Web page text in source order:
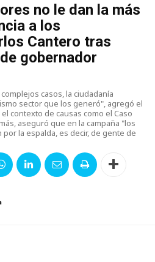
no le dan la más
a los
Cantero tras
gobernador
casos, la ciudadanía
sector que los generó", agregó el
contexto de causas como el Caso
aseguró que en la campaña "los
la espalda, es decir, de gente de